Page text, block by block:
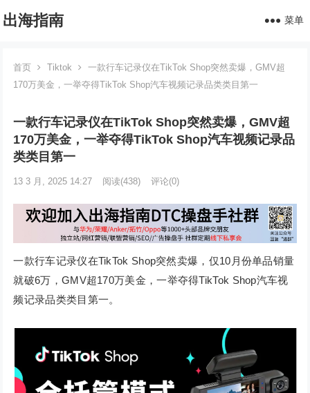
出海指南 菜单
首页 Tiktok
一款行车记录仪在TikTok Shop突然卖爆，GMV超
170万美金，一举夺得TikTok Shop汽车视频记录品类类目第一
一款行车记录仪在TikTok Shop突然卖爆，GMV超
170万美金，一举夺得TikTok Shop汽车视频记录品
类类目第一
13 3 月, 2025 14:27 阅读(438) 评论(0)
一款行车记录仪在TikTok Shop突然卖爆，仅10月份单品销量
就破6万，GMV超170万美金，一举夺得TikTok Shop汽车视
频记录品类类目第一。